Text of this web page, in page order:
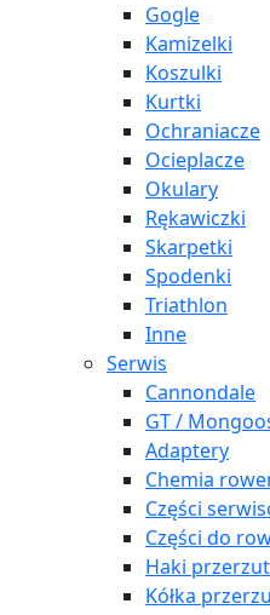
Gogle
Kamizelki
Koszulki
Kurtki
Ochraniacze
Ocieplacze
Okulary
Rękawiczki
Skarpetki
Spodenki
Triathlon
Inne
Serwis
Cannondale
GT /
Adaptery
Chemia
Części
Części do
Haki
Kółka